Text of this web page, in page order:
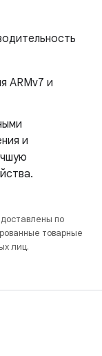
ARMv7 и
и
по
товарные
лиц.